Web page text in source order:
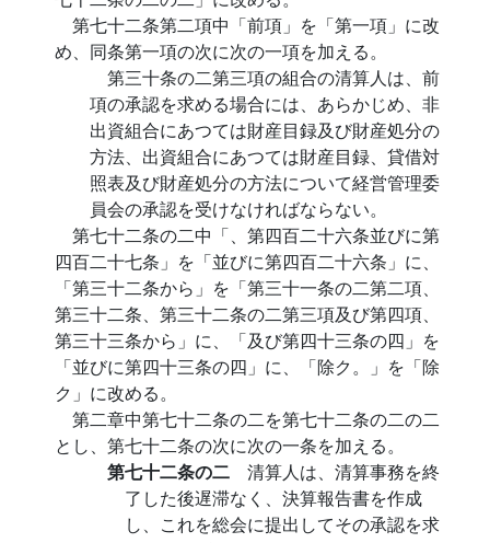
第七十二条第二項中「前項」を「第一項」に改
め、同条第一項の次に次の一項を加える。
第三十条の二第三項の組合の清算人は、前
項の承認を求める場合には、あらかじめ、非
出資組合にあつては財産目録及び財産処分の
方法、出資組合にあつては財産目録、貸借対
照表及び財産処分の方法について経営管理委
員会の承認を受けなければならない。
第七十二条の二中「、第四百二十六条並びに第
四百二十七条」を「並びに第四百二十六条」に、
「第三十二条から」を「第三十一条の二第二項、
第三十二条、第三十二条の二第三項及び第四項、
第三十三条から」に、「及び第四十三条の四」を
「並びに第四十三条の四」に、「除ク。」を「除
ク」に改める。
第二章中第七十二条の二を第七十二条の二の二
とし、第七十二条の次に次の一条を加える。
第七十二条の二 清算人は、清算事務を終
了した後遅滞なく、決算報告書を作成
し、これを総会に提出してその承認を求